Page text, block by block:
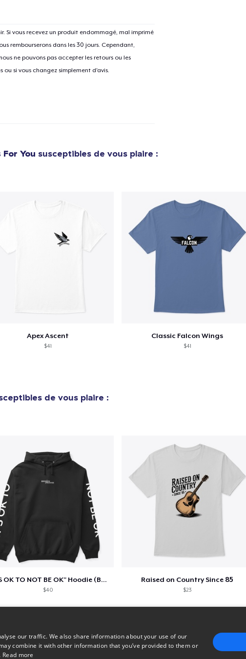
Si vous recevez un produit endommagé, mal imprimé
rembourserons dans les 30 jours. Cependant,
ne pouvons pas accepter les retours ou les
ou si vous changez simplement d'avis.
You susceptibles de vous plaire :
Apex Ascent
$41
Classic Falcon Wings
$41
de vous plaire :
"IT'S OK TO NOT BE OK" Hoodie (BP LOGO)
$40
Raised on Country Since 85
$23
ajouté au Panier
our traffic. We also share information about your use of our
combine it with other information that you’ve provided to them or
Read more